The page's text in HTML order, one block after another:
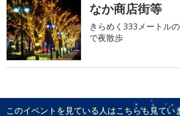
なか商店街等
きらめく333メートル
で夜散歩
このイベントを見ている人はこちらも見てい